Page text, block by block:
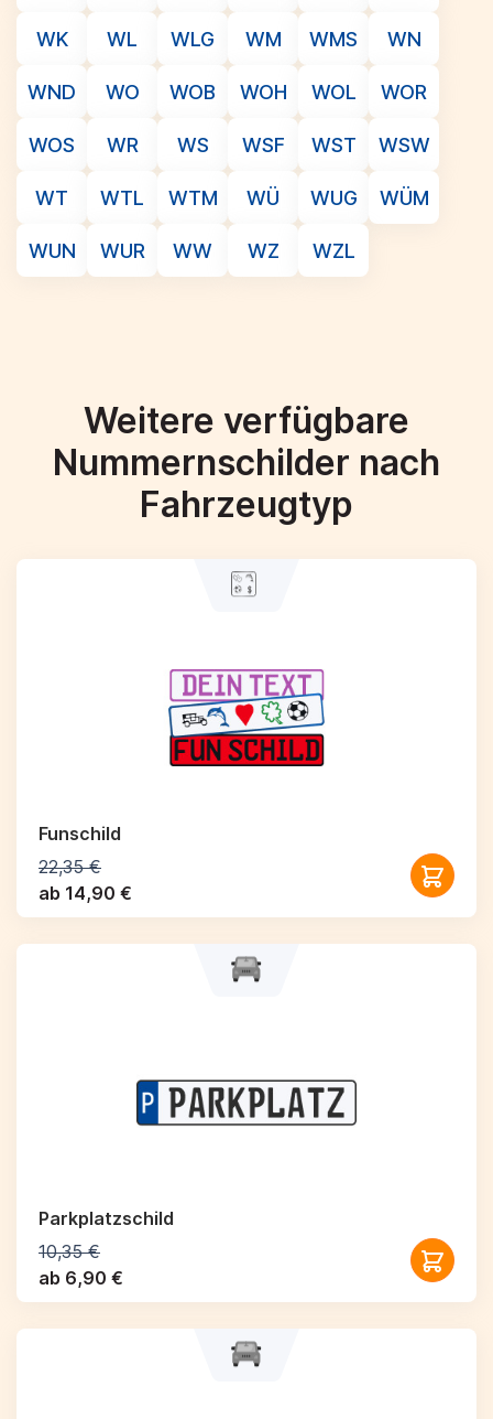
WK WL WLG WM WMS WN
WND WO WOB WOH WOL WOR
WOS WR WS WSF WST WSW
WT WTL WTM WÜ WUG WÜM
WUN WUR WW WZ WZL
Weitere verfügbare
Nummernschilder nach
Fahrzeugtyp
Funschild
22,35 €
ab 14,90 €
Parkplatzschild
10,35 €
ab 6,90 €